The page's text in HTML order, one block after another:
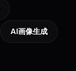
AI画像生成